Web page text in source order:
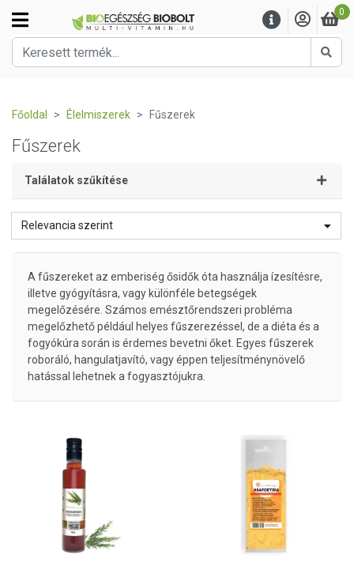
0
Főoldal Élelmiszerek Fűszerek
Fűszerek
Találatok szűkítése
Relevancia szerint
A fűszereket az emberiség ősidők óta használja ízesítésre,
illetve gyógyításra, vagy különféle betegségek
megelőzésére. Számos emésztőrendszeri probléma
megelőzhető például helyes fűszerezéssel, de a diéta és a
fogyókúra során is érdemes bevetni őket. Egyes fűszerek
roboráló, hangulatjavító, vagy éppen teljesítménynövelő
hatással lehetnek a fogyasztójukra.